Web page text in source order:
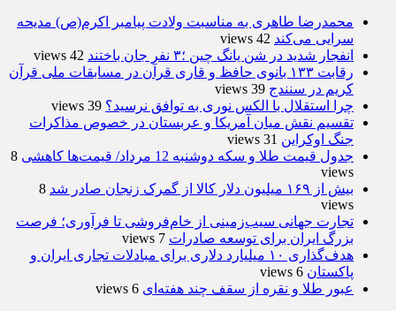
محمدرضا طاهری به مناسبت ولادت پیامبر اکرم(ص) مدیحه
سرایی می‌کند 42 views
انفجار شدید در شن یانگ چین ؛۳ نفر جان باختند
42 views
رقابت ۱۳۳ بانوی حافظ و قاری قرآن در مسابقات ملی قرآن
کریم در سنندج 39 views
چرا استقلال با الکس نوری به توافق نرسید؟ 39 views
تقسیم نقش میان آمریکا و عربستان در خصوص مذاکرات
جنگ اوکراین 31 views
جدول قیمت طلا و سکه دوشنبه 12 مرداد/ قیمت‌ها کاهشی
8
views
بیش از ۱۶۹ میلیون دلار کالا از گمرک زنجان صادر شد
8
views
تجارت جهانی سیب‌زمینی از خام‌فروشی تا فرآوری؛ فرصت
بزرگ ایران برای توسعه صادرات 7 views
هدف‌گذاری ۱۰ میلیارد دلاری برای مبادلات تجاری ایران و
پاکستان 6 views
عبور طلا و نقره از سقف چند هفته‌ای 6 views